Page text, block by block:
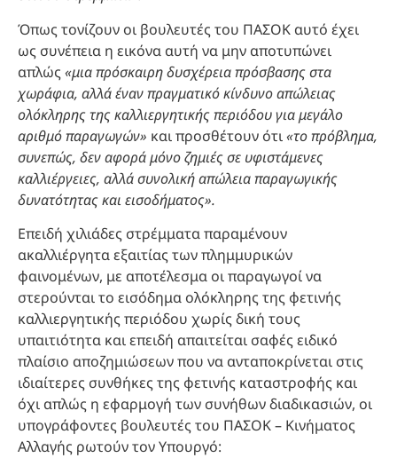
Όπως τονίζουν οι βουλευτές του ΠΑΣΟΚ αυτό έχει
ως συνέπεια η εικόνα αυτή να μην αποτυπώνει
απλώς «μια πρόσκαιρη δυσχέρεια πρόσβασης στα
χωράφια, αλλά έναν πραγματικό κίνδυνο απώλειας
ολόκληρης της καλλιεργητικής περιόδου για μεγάλο
αριθμό παραγωγών» και προσθέτουν ότι«το πρόβλημα,
συνεπώς, δεν αφορά μόνο ζημιές σε υφιστάμενες
καλλιέργειες, αλλά συνολική απώλεια παραγωγικής
δυνατότητας και εισοδήματος».
Επειδή χιλιάδες στρέμματα παραμένουν
ακαλλιέργητα εξαιτίας των πλημμυρικών
φαινομένων, με αποτέλεσμα οι παραγωγοί να
στερούνται το εισόδημα ολόκληρης της φετινής
καλλιεργητικής περιόδου χωρίς δική τους
υπαιτιότητα και επειδή απαιτείται σαφές ειδικό
πλαίσιο αποζημιώσεων που να ανταποκρίνεται στις
ιδιαίτερες συνθήκες της φετινής καταστροφής και
όχι απλώς η εφαρμογή των συνήθων διαδικασιών, οι
υπογράφοντες βουλευτές του ΠΑΣΟΚ – Κινήματος
Αλλαγής ρωτούν τον Υπουργό: